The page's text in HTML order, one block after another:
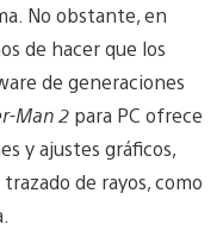
No obstante, en
de hacer que los
de generaciones
Man 2 para PC ofrece
y ajustes gráficos,
de rayos, como